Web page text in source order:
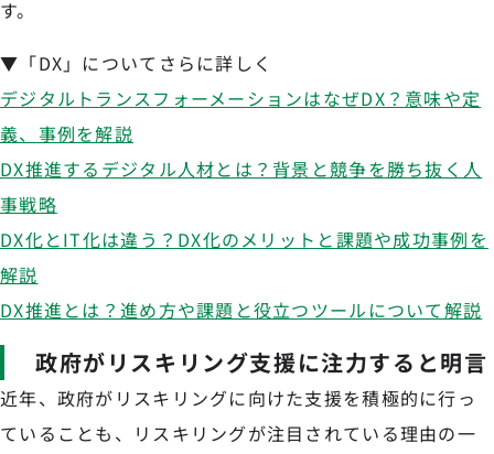
す。
▼「DX」についてさらに詳しく
デジタルトランスフォーメーションはなぜDX？意味や定
義、事例を解説
DX推進するデジタル人材とは？背景と競争を勝ち抜く人
事戦略
DX化とIT化は違う？DX化のメリットと課題や成功事例を
解説
DX推進とは？進め方や課題と役立つツールについて解説
政府がリスキリング支援に注力すると明言
近年、政府がリスキリングに向けた支援を積極的に行っ
ていることも、リスキリングが注目されている理由の一